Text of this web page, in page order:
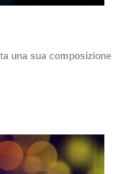
una sua composizione